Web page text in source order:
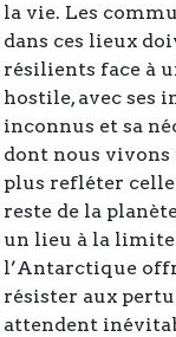
la vie. Les
dans ces lieux
résilients face à
hostile, avec ses
inconnus et sa
dont nous vivons
plus refléter
reste de la
un lieu à la limite
l’Antarctique
résister aux
attendent